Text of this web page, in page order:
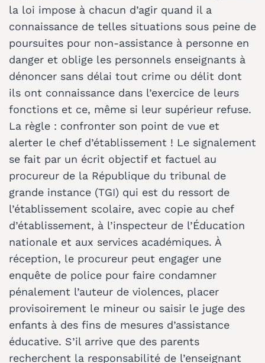
la loi impose à chacun d’agir quand il a
connaissance de telles situations sous peine de
poursuites pour non-assistance à personne en
danger et oblige les personnels enseignants à
dénoncer sans délai tout crime ou délit dont
ils ont connaissance dans l’exercice de leurs
fonctions et ce, même si leur supérieur refuse.
La règle : confronter son point de vue et
alerter le chef d’établissement ! Le signalement
se fait par un écrit objectif et factuel au
procureur de la République du tribunal de
grande instance (TGI) qui est du ressort de
l’établissement scolaire, avec copie au chef
d’établissement, à l’inspecteur de l’Éducation
nationale et aux services académiques. À
réception, le procureur peut engager une
enquête de police pour faire condamner
pénalement l’auteur de violences, placer
provisoirement le mineur ou saisir le juge des
enfants à des fins de mesures d’assistance
éducative. S’il arrive que des parents
recherchent la responsabilité de l’enseignant